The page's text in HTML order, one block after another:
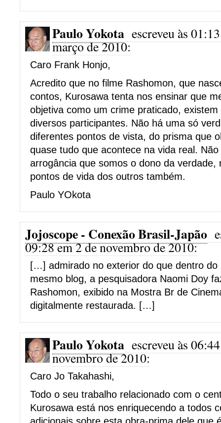
Paulo Yokota escreveu às
março de 2010:
Caro Frank Honjo,
Acredito que no filme Rashomon, que
contos, Kurosawa tenta nos ensinar que
objetiva como um crime praticado,
diversos participantes. Não há uma só
diferentes pontos de vista, do prisma que
quase tudo que acontece na vida real.
arrogância que somos o dono da verdade,
pontos de vida dos outros também.
Paulo YOkota
Jojoscope - Conexão Brasil-Japão
09:28 em 2 de novembro de 2010:
[…] admirado no exterior do que dentro do
mesmo blog, a pesquisadora Naomi Doy
Rashomon, exibido na Mostra Br de
digitalmente restaurada. […]
Paulo Yokota escreveu às
novembro de 2010:
Caro Jo Takahashi,
Todo o seu trabalho relacionado com o
Kurosawa está nos enriquecendo a todos